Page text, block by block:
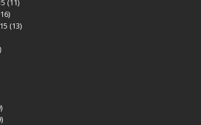
(11)
(13)